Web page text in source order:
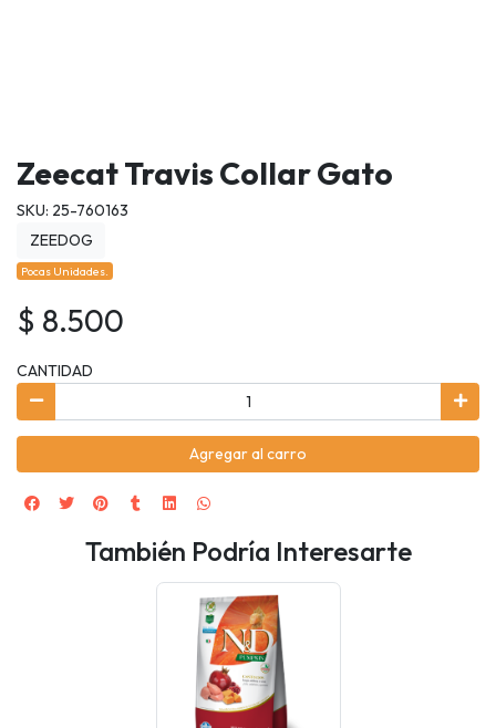
Zeecat Travis Collar Gato
SKU: 25-760163
ZEEDOG
Pocas Unidades.
$ 8.500
CANTIDAD
Agregar al carro
También Podría Interesarte